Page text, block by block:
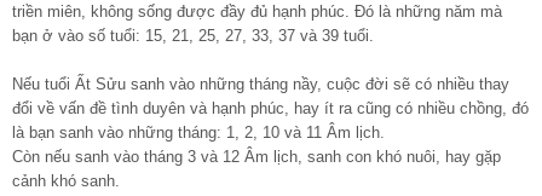
triền miên, không sống được đầy đủ hạnh phúc. Đó là những năm mà
bạn ở vào số tuổi: 15, 21, 25, 27, 33, 37 và 39 tuổi.
Nếu tuổi Ất Sửu sanh vào những tháng nầy, cuộc đời sẽ có nhiều thay
đổi về vấn đề tình duyên và hạnh phúc, hay ít ra cũng có nhiều chồng, đó
là bạn sanh vào những tháng: 1, 2, 10 và 11 Âm lịch.
Còn nếu sanh vào tháng 3 và 12 Âm lịch, sanh con khó nuôi, hay gặp
cảnh khó sanh.